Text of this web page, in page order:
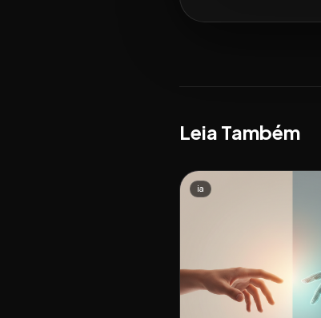
Leia Também
ia